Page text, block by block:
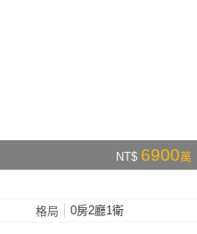
NT$ 6900萬
格局 0房2廳1衛